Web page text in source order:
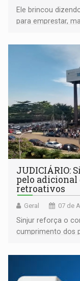
Ele brincou
para emprestar,
JUDICIÁRIO:
pelo
retroativos
Geral 07 de
Sinjur reforça o
cumprimento dos